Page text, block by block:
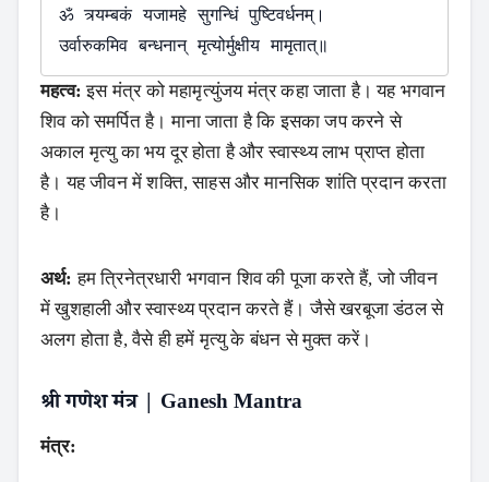
ॐ त्र्यम्बकं यजामहे सुगन्धिं पुष्टिवर्धनम्।
महत्व: इस मंत्र को महामृत्युंजय मंत्र कहा जाता है। यह भगवान
शिव को समर्पित है। माना जाता है कि इसका जप करने से
अकाल मृत्यु का भय दूर होता है और स्वास्थ्य लाभ प्राप्त होता
है। यह जीवन में शक्ति, साहस और मानसिक शांति प्रदान करता
है।
अर्थ: हम त्रिनेत्रधारी भगवान शिव की पूजा करते हैं, जो जीवन
में खुशहाली और स्वास्थ्य प्रदान करते हैं। जैसे खरबूजा डंठल से
अलग होता है, वैसे ही हमें मृत्यु के बंधन से मुक्त करें।
श्री गणेश मंत्र | Ganesh Mantra
मंत्र: